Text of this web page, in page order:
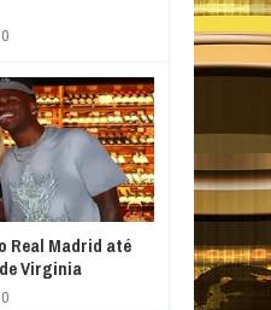
0
Real Madrid até
Virginia
0